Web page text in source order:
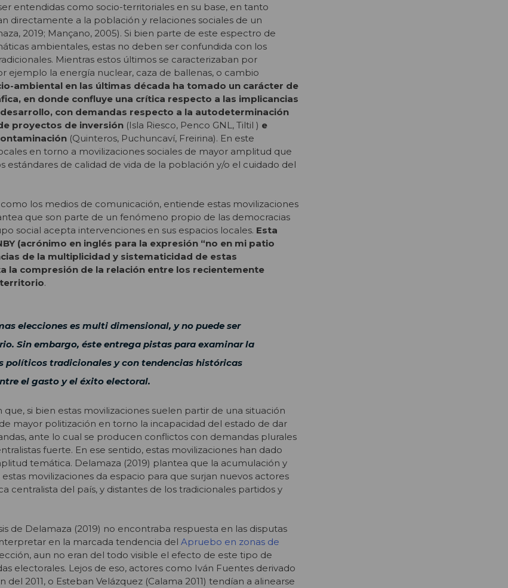
entendidas como socio-territoriales en su base, en tanto
directamente a la población y relaciones sociales de un
2019; Mançano, 2005). Si bien parte de este espectro de
ambientales, estas no deben ser confundida con los
Mientras estos últimos se caracterizaban por
ejemplo la energía nuclear, caza de ballenas, o cambio
ambiental en las últimas década ha tomado un carácter de
en donde confluye una crítica respecto a las implicancias
con demandas respecto a la autodeterminación
proyectos de inversión (Isla Riesco, Penco GNL, Tiltil ) e
(Quinteros, Puchuncaví, Freirina). En este
en torno a movilizaciones sociales de mayor amplitud que
estándares de calidad de vida de la población y/o el cuidado del
los medios de comunicación, entiende estas movilizaciones
que son parte de un fenómeno propio de las democracias
social acepta intervenciones en sus espacios locales. Esta
(acrónimo en inglés para la expresión “no en mi patio
de la multiplicidad y sistematicidad de estas
la compresión de la relación entre los recientemente
territorio.
elecciones es multi dimensional, y no puede ser
Sin embargo, éste entrega pistas para examinar la
políticos tradicionales y con tendencias históricas
el gasto y el éxito electoral.
que, si bien estas movilizaciones suelen partir de una situación
mayor politización en torno la incapacidad del estado de dar
ante lo cual se producen conflictos con demandas plurales
fuerte. En ese sentido, estas movilizaciones han dado
temática. Delamaza (2019) plantea que la acumulación y
movilizaciones da espacio para que surjan nuevos actores
centralista del país, y distantes de los tradicionales partidos y
de Delamaza (2019) no encontraba respuesta en las disputas
en la marcada tendencia del Apruebo en zonas de
aun no eran del todo visible el efecto de este tipo de
electorales. Lejos de eso, actores como Iván Fuentes derivado
del 2011, o Esteban Velázquez (Calama 2011) tendían a alinearse